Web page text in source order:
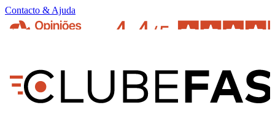
Contacto & Ajuda